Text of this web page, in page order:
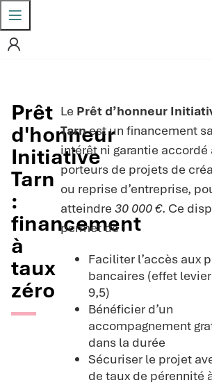
Prêt
d'honneur
Initiative
Tarn
:
financement
à
taux
zéro
Le Prêt d’honneur
Tarnest un financement
intérêt ni garantie accordé
porteurs de projets de
ou reprise d’entreprise,
atteindre30 000 €. Ce
permet de :
Faciliter l’accès aux
bancaires (effet
9,5)
Bénéficier d’un
accompagnement
dans la durée
Sécuriser le projet
de taux de pérennité